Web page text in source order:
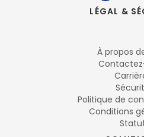
LÉGAL &
À propos
Politique de
Conditions